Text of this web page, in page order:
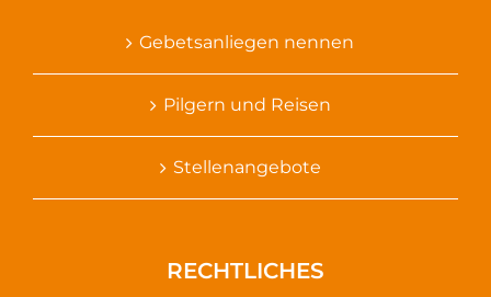
Gebetsanliegen nennen
Pilgern und Reisen
Stellenangebote
RECHTLICHES